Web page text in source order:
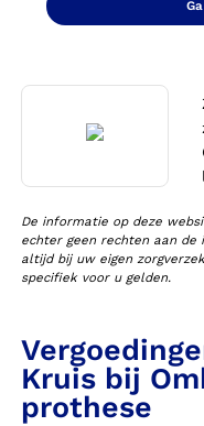
De informatie op deze
echter geen rechten aan de
altijd bij uw eigen
specifiek voor u gelden.
Kruis bij
prothese